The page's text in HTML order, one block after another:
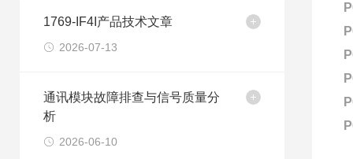
1769-IF4I产品技术文章
2026-07-13
通讯模块故障排查与信号质量分
析
2026-06-10